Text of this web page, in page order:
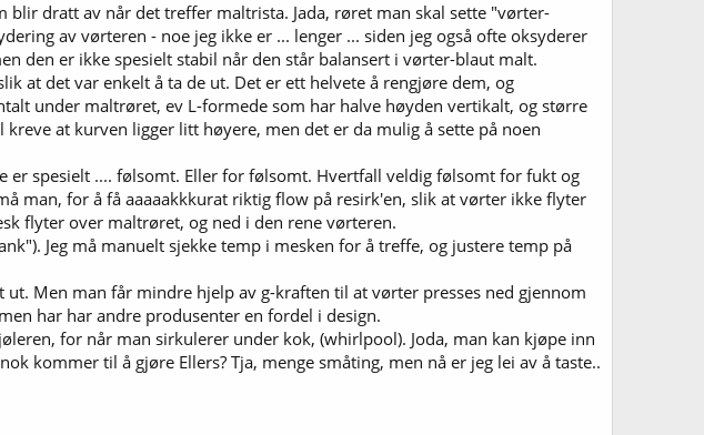
dratt av når det treffer maltrista. Jada, røret man skal sette "vørter-
av vørteren - noe jeg ikke er ... lenger ... siden jeg også ofte oksyderer
den er ikke spesielt stabil når den står balansert i vørter-blaut malt.
at det var enkelt å ta de ut. Det er ett helvete å rengjøre dem, og
under maltrøret, ev L-formede som har halve høyden vertikalt, og større
at kurven ligger litt høyere, men det er da mulig å sette på noen
er spesielt .... følsomt. Eller for følsomt. Hvertfall veldig følsomt for fukt og
man, for å få aaaaakkkurat riktig flow på resirk'en, slik at vørter ikke flyter
flyter over maltrøret, og ned i den rene vørteren.
Jeg må manuelt sjekke temp i mesken for å treffe, og justere temp på
Men man får mindre hjelp av g-kraften til at vørter presses ned gjennom
har har andre produsenter en fordel i design.
for når man sirkulerer under kok, (whirlpool). Joda, man kan kjøpe inn
kommer til å gjøre Ellers? Tja, menge småting, men nå er jeg lei av å taste..